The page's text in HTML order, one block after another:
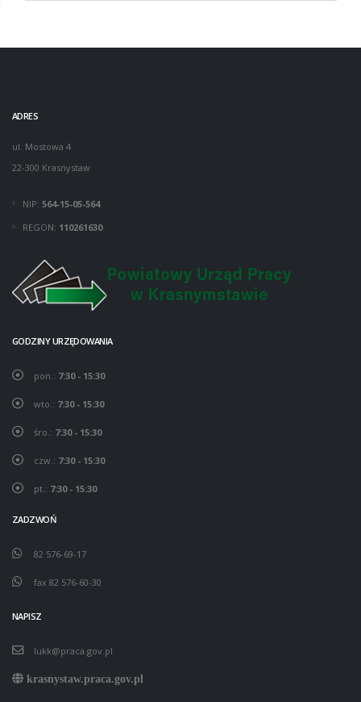
ADRES
ul. Mostowa 4
22-300 Krasnystaw
NIP: 564-15-05-564
REGON: 110261630
GODZINY URZĘDOWANIA
pon.: 7:30 - 15:30
wto.: 7:30 - 15:30
śro.: 7:30 - 15:30
czw.: 7:30 - 15:30
pt.: 7:30 - 15:30
ZADZWOŃ
82 576-69-17
fax 82 576-60-30
NAPISZ
lukk@praca.gov.pl
krasnystaw.praca.gov.pl